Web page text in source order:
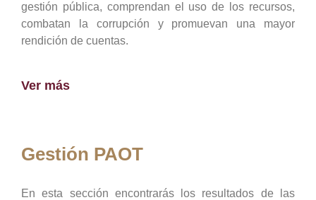
gestión pública, comprendan el uso de los recursos,
combatan la corrupción y promuevan una mayor
rendición de cuentas.
Ver más
Gestión PAOT
En esta sección encontrarás los resultados de las